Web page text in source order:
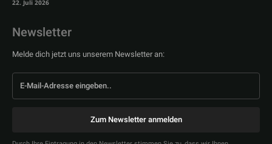
22. Juli 2026
Newsletter
Melde dich jetzt uns unserem Newsletter an:
Zum Newsletter anmelden